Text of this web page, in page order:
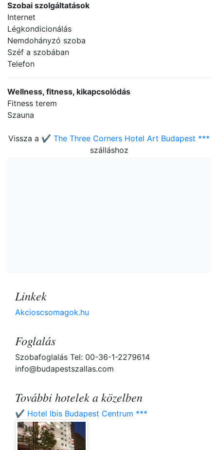
Szobai szolgáltatások
Internet
Légkondicionálás
Nemdohányzó szoba
Széf a szobában
Telefon
Wellness, fitness, kikapcsolódás
Fitness terem
Szauna
Vissza a ✔️ The Three Corners Hotel Art Budapest ***
szálláshoz
Linkek
Akcioscsomagok.hu
Foglalás
Szobafoglalás Tel: 00-36-1-2279614
info@budapestszallas.com
További hotelek a közelben
✔️ Hotel Ibis Budapest Centrum ***